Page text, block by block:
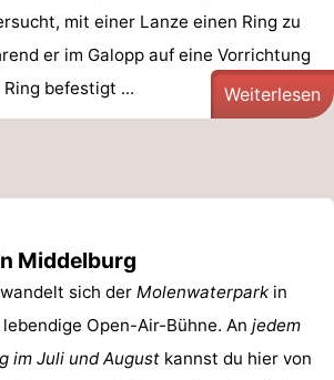
mit einer Lanze einen Ring zu
er im Galopp auf eine Vorrichtung
befestigt ...
Weiterlesen
Middelburg
sich der Molenwaterpark in
Open-Air-Bühne. An jedem
im Juli und August kannst du hier von